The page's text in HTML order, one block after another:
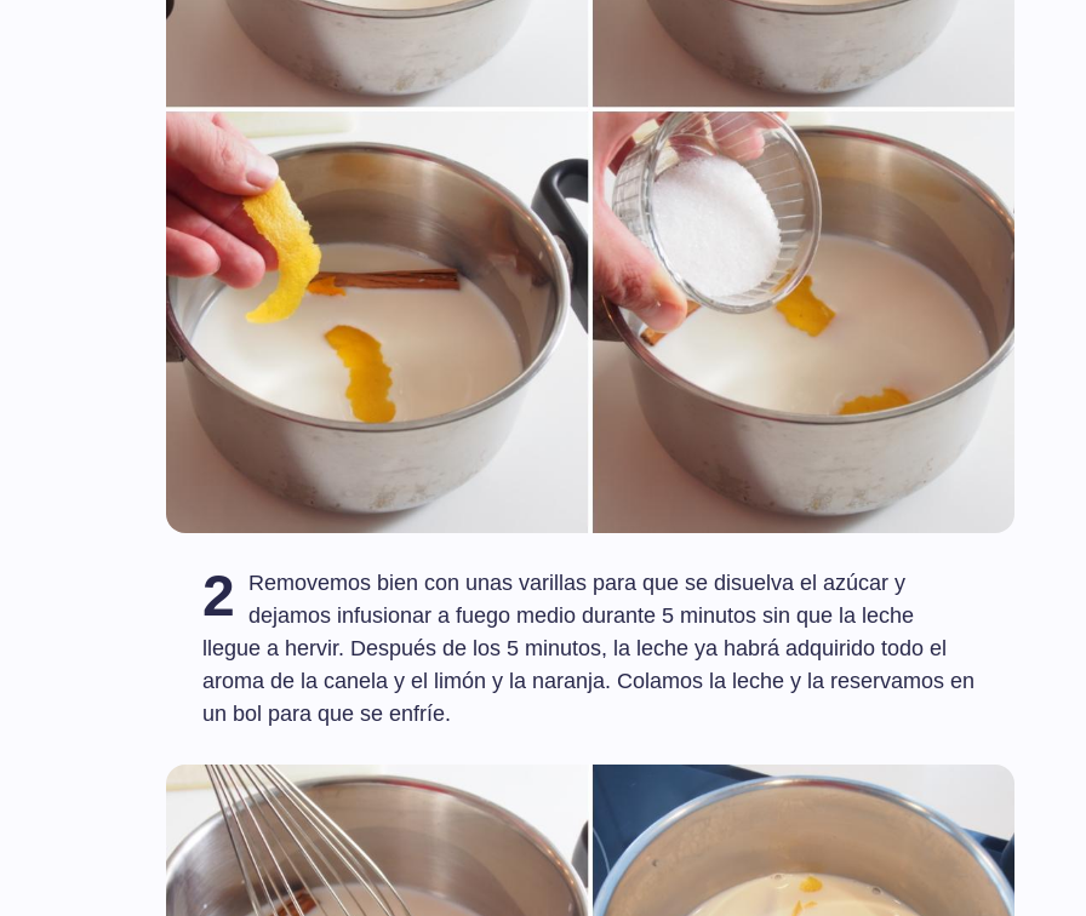
2
Removemos bien con unas varillas para que se disuelva el azúcar y
dejamos infusionar a fuego medio durante 5 minutos sin que la leche
llegue a hervir. Después de los 5 minutos, la leche ya habrá adquirido todo el
aroma de la canela y el limón y la naranja. Colamos la leche y la reservamos en
un bol para que se enfríe.